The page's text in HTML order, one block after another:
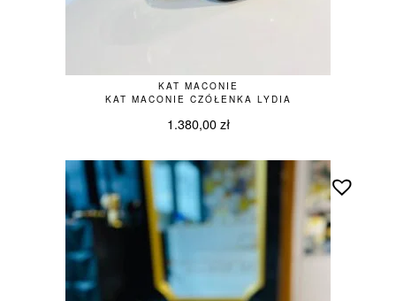
KAT MACONIE
KAT MACONIE CZÓŁENKA LYDIA
1.380,00 zł